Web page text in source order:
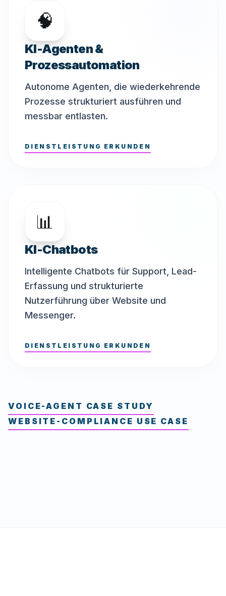
🧠
KI-Agenten &
Prozessautomation
Autonome Agenten, die wiederkehrende
Prozesse strukturiert ausführen und
messbar entlasten.
DIENSTLEISTUNG ERKUNDEN
📊
KI-Chatbots
Intelligente Chatbots für Support, Lead-
Erfassung und strukturierte
Nutzerführung über Website und
Messenger.
DIENSTLEISTUNG ERKUNDEN
VOICE-AGENT CASE STUDY
WEBSITE-COMPLIANCE USE CASE